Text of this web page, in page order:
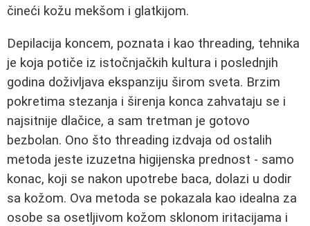
čineći kožu mekšom i glatkijom.
Depilacija koncem, poznata i kao threading, tehnika
je koja potiče iz istočnjačkih kultura i poslednjih
godina doživljava ekspanziju širom sveta. Brzim
pokretima stezanja i širenja konca zahvataju se i
najsitnije dlačice, a sam tretman je gotovo
bezbolan. Ono što threading izdvaja od ostalih
metoda jeste izuzetna higijenska prednost - samo
konac, koji se nakon upotrebe baca, dolazi u dodir
sa kožom. Ova metoda se pokazala kao idealna za
osobe sa osetljivom kožom sklonom iritacijama i